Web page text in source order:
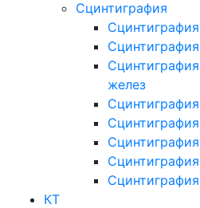
Сцинтиграфия
желез
КТ